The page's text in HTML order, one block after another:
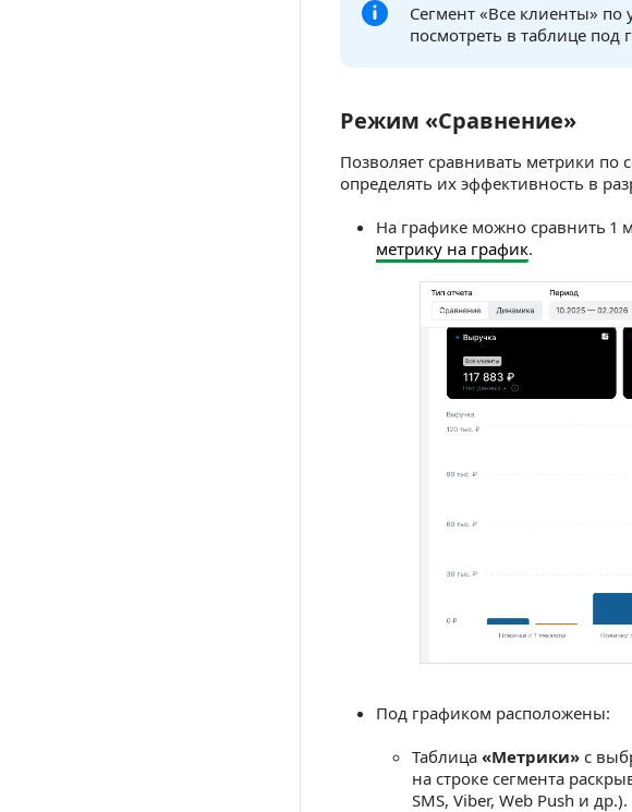
Сегмент «Все клиенты»
посмотреть в таблице под
Режим «Сравнение»
Режим «Сравнение»
Позволяет сравнивать метрики по
определять их эффективность в
На графике можно сравнить 1
метрику на график.
Под графиком расположены:
Таблица «Метрики» с
на строке сегмента
SMS, Viber, Web Push и др.).